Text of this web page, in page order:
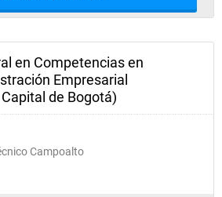
en Competencias en
Empresarial
de Bogotá)
Campoalto